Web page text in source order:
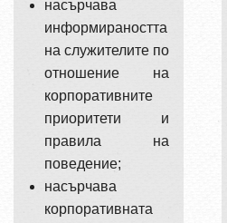
насърчава
информираността
на служителите по
отношение на
корпоративните
приоритети и
правила на
поведение;
насърчава
корпоративната